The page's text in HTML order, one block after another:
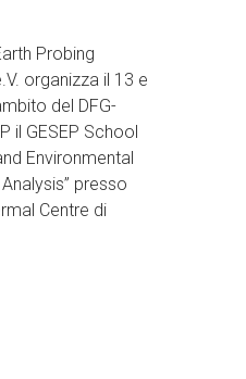
Probing
organizza il 13 e
del DFG-
il GESEP School
Environmental
presso
Centre di